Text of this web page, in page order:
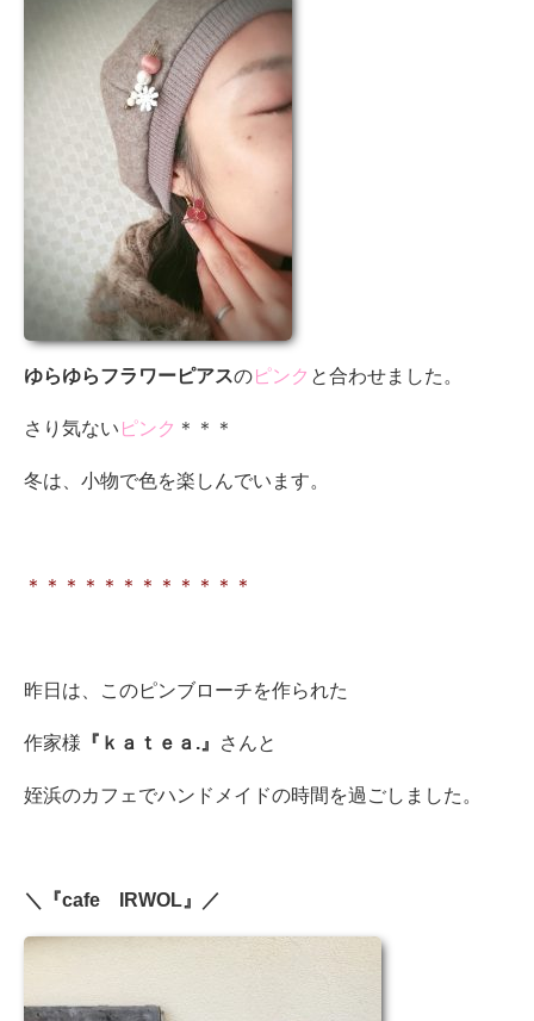
ゆらゆらフラワーピアスのピンク と合わせました。
さり気ない ピンク ＊＊＊
冬は、小物で色を楽しんでいます。
＊＊＊＊＊＊＊＊＊＊＊＊
昨日は、このピンブローチを作られた
作家様 『ｋａｔｅａ.』 さんと
姪浜のカフェでハンドメイドの時間を過ごしました。
＼『cafe IRWOL』／